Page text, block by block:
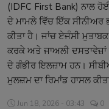
Kitaab Kahani
Gallery
Sponsors
Matrimonial
(IDFC First Bank) ਨਾਲ
ਦੇ ਮਾਮਲੇ ਵਿੱਚ ਇੱਕ ਸੀਨੀਅਰ
ਕੀਤਾ ਹੈ। ਜਾਂਚ ਏਜੰਸੀ
ਕਰਕੇ ਅਤੇ ਜਾਅਲੀ ਦਸਤਾਵੇਜ਼ਾਂ
ਦੇ ਗੰਭੀਰ ਇਲਜ਼ਾਮ ਹਨ।
ਮੁਲਜ਼ਮ ਦਾ ਰਿਮਾਂਡ ਹਾਸਲ
Jun 18, 2026 - 03:43 0